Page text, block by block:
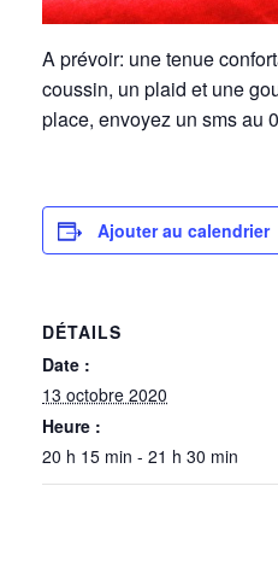
A prévoir: une tenue
coussin, un plaid et une
place, envoyez un sms au
Ajouter au calendrier
DÉTAILS
Date :
13 octobre 2020
Heure :
20 h 15 min - 21 h 30 min